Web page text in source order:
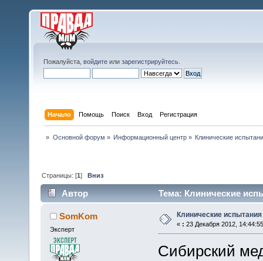
Пожалуйста, войдите или зарегистрируйтесь
Начало Помощь Поиск Вход Регистрация
» Основной форум » Информационный центр» Клинические
Страницы: [1]Вниз
Автор Тема: Клинические
SomKom
Эксперт
Клинические
« : 23 Декабря 2012,
Сибирский